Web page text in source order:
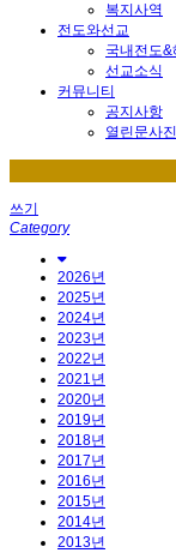
복지사역
전도와선교
국내전도&
선교소식
커뮤니티
공지사항
열린문사진
쓰기
Category
2026년
2025년
2024년
2023년
2022년
2021년
2020년
2019년
2018년
2017년
2016년
2015년
2014년
2013년